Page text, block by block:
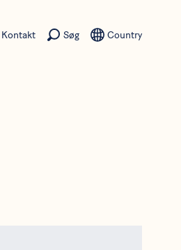
Kontakt Søg Country